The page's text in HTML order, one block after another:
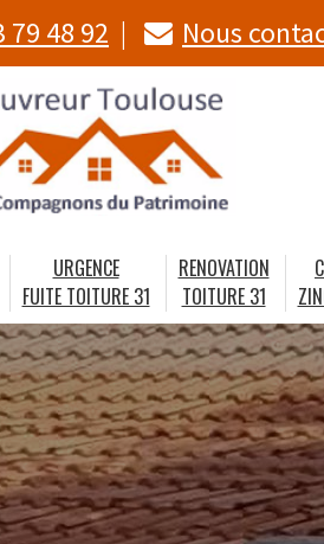
79 48 92 Nous
URGENCE
FUITE TOITURE 31
RENOVATION
TOITURE 31